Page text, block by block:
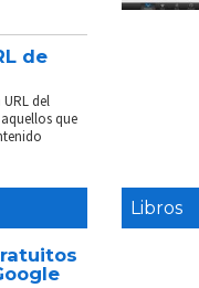
de
del
que
Libros